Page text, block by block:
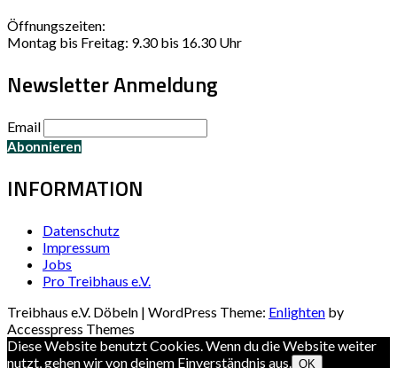
Öffnungszeiten:
Montag bis Freitag: 9.30 bis 16.30 Uhr
Newsletter Anmeldung
Email
INFORMATION
Datenschutz
Impressum
Jobs
Pro Treibhaus e.V.
Treibhaus e.V. Döbeln | WordPress Theme: Enlighten by
Accesspress Themes
Diese Website benutzt Cookies. Wenn du die Website weiter
nutzt, gehen wir von deinem Einverständnis aus.
OK